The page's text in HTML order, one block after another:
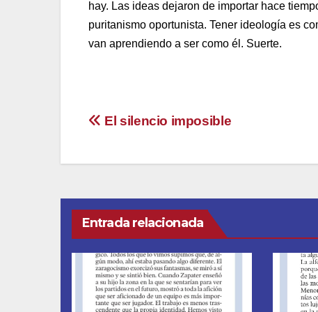
hay. Las ideas dejaron de importar hace
puritanismo oportunista. Tener ideología es
van aprendiendo a ser como él. Suerte.
Navegación
El silencio imposible
Entrada relacionada